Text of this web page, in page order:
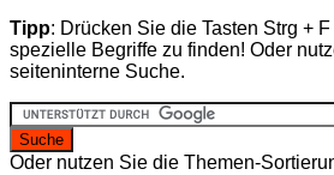
Tipp: Drücken Sie die Tasten Strg +
spezielle Begriffe zu finden! Oder
seiteninterne Suche.
Oder nutzen Sie die Themen-